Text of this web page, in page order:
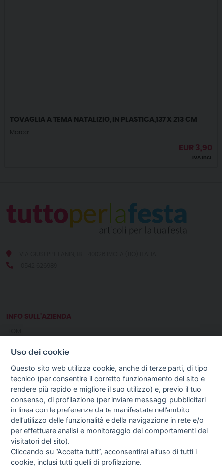
TOVAGLIA A TEMA NATALIZIO, IN PLASTICA,137 X 213 CM
Marca:
EUR 3,90
IVA incl.
INFO SULL'AZIENDA
NOTIZIE
GUIDA AGLI ACQUISTI
PROCEDURA DI ACQUISTO
DIRITTO DI RECESSO
SPEDIZIONI E COSTI
TERMINI & CONDIZIONI
PRIVACY
COOKIE POLICY
Uso dei cookie
Questo sito web utilizza cookie, anche di terze parti, di tipo
tecnico (per consentire il corretto funzionamento del sito e
rendere più rapido e migliore il suo utilizzo) e, previo il tuo
consenso, di profilazione (per inviare messaggi pubblicitari
in linea con le preferenze da te manifestate nell’ambito
dell’utilizzo delle funzionalità e della navigazione in rete e/o
per effettuare analisi e monitoraggio dei comportamenti dei
visitatori del sito).
Cliccando su “Accetta tutti”, acconsentirai all’uso di tutti i
cookie, inclusi tutti quelli di profilazione.